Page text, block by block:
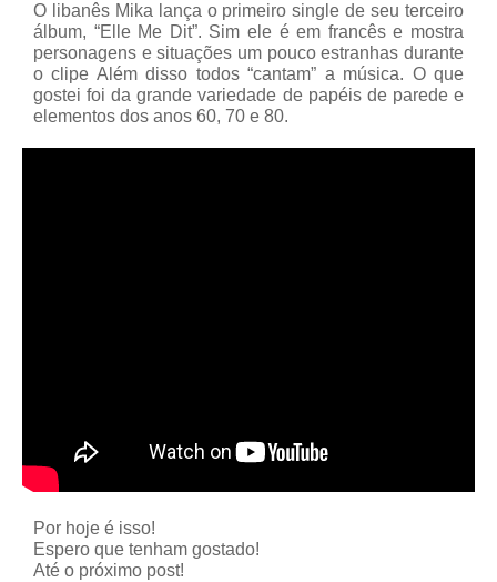
O libanês Mika lança o primeiro single de seu terceiro
álbum, “Elle Me Dit”. Sim ele é em francês e mostra
personagens e situações um pouco estranhas durante
o clipe Além disso todos “cantam” a música. O que
gostei foi da grande variedade de papéis de parede e
elementos dos anos 60, 70 e 80.
Por hoje é isso!
Espero que tenham gostado!
Até o próximo post!